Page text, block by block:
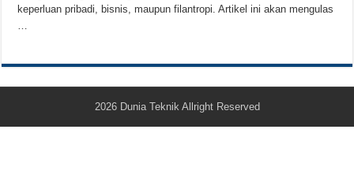
keperluan pribadi, bisnis, maupun filantropi. Artikel ini akan mengulas
2026 Dunia Teknik Allright Reserved